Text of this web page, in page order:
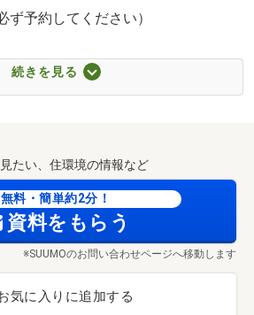
予約してください）
のサービス！◆◇◆
良・香芝・橿原・高槻・枚方・守
戸明石の9店舗で、理想の住まい探
決断だからこそ、信頼できる会社に
寄り添い、親身で丁寧な対応を心掛
続きを見る
たい、住環境の情報など
無料・簡単約2分！
資料をもらう
※SUUMOのお問い合わせページへ移動します
気に入りに追加する